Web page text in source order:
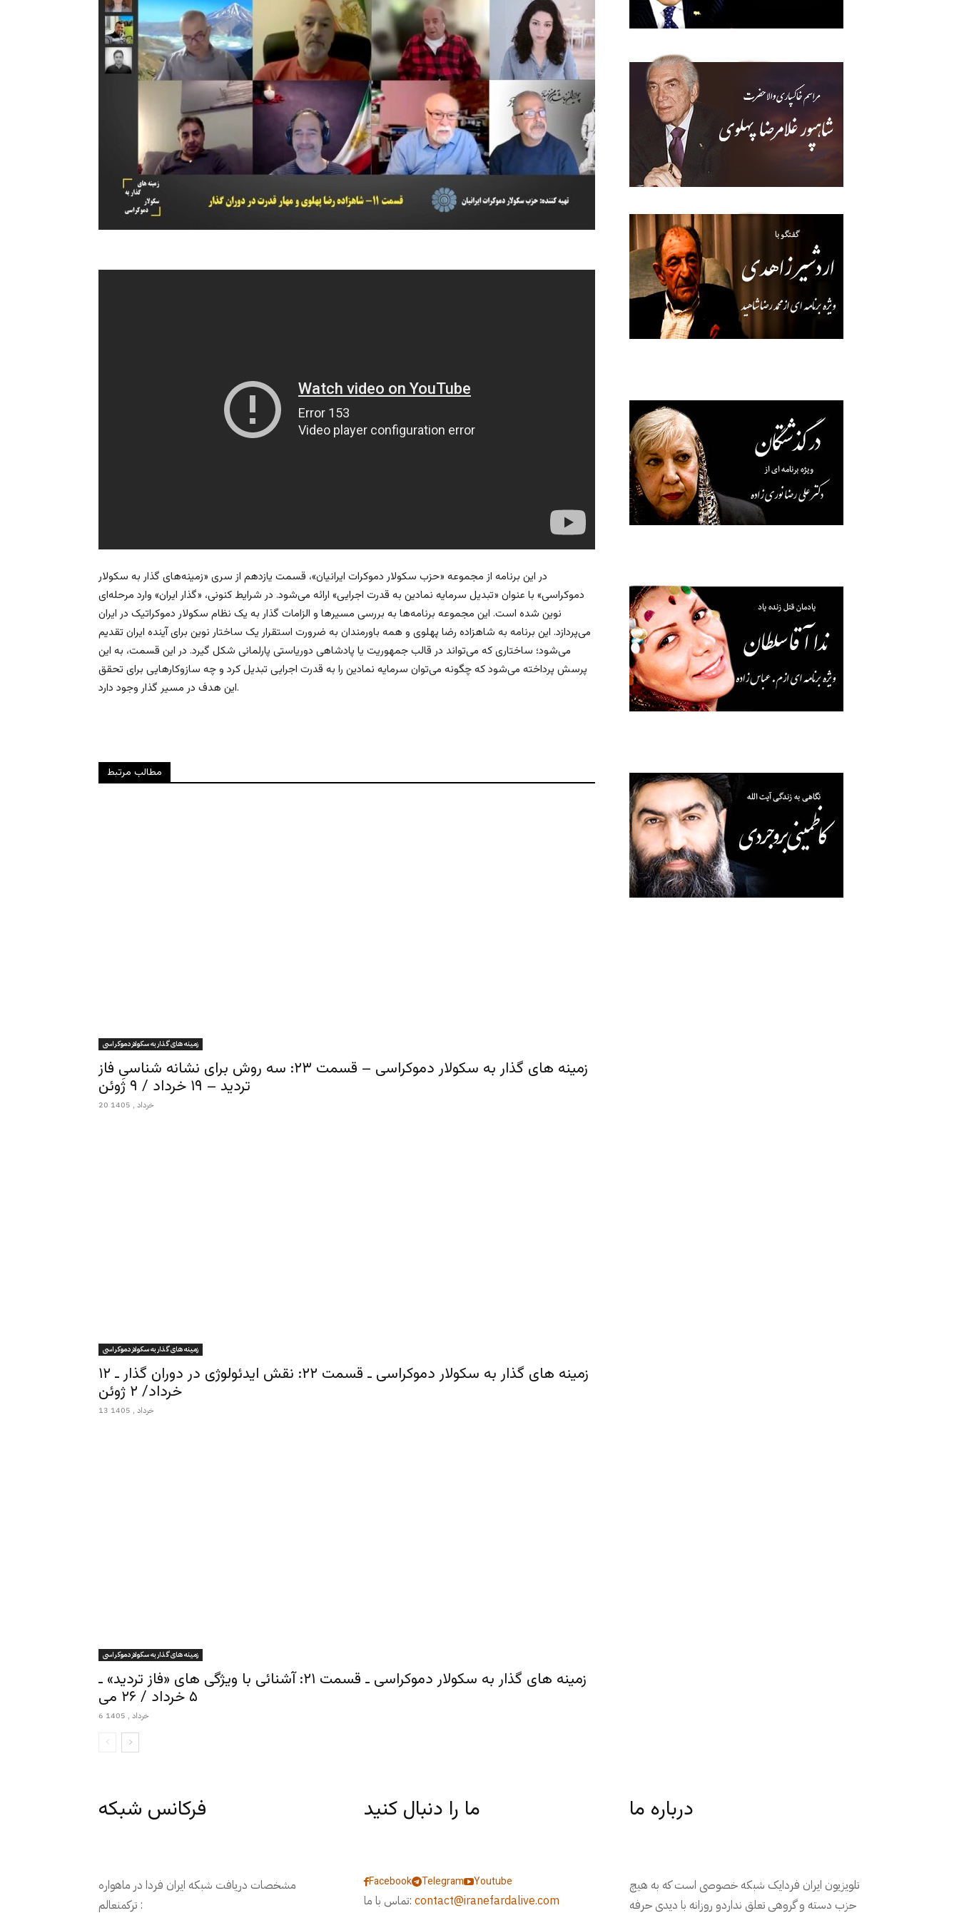
در این برنامه از مجموعه «حزب سکولار دموکرات ایرانیان»، قسمت یازدهم از سری «زمینه‌های گذار به سکولار
دموکراسی» با عنوان «تبدیل سرمایه نمادین به قدرت اجرایی» ارائه می‌شود. در شرایط کنونی، «گذار ایران» وارد مرحله‌ای
نوین شده است. این مجموعه برنامه‌ها به بررسی مسیرها و الزامات گذار به یک نظام سکولار دموکراتیک در ایران
می‌پردازد. این برنامه به شاهزاده رضا پهلوی و همه باورمندان به ضرورت استقرار یک ساختار نوین برای آینده ایران تقدیم
می‌شود؛ ساختاری که می‌تواند در قالب جمهوریت یا پادشاهی دو‌ریاستی پارلمانی شکل گیرد. در این قسمت، به این
پرسش پرداخته می‌شود که چگونه می‌توان سرمایه نمادین را به قدرت اجرایی تبدیل کرد و چه سازوکارهایی برای تحقق
این هدف در مسیر گذار وجود دارد.
مطالب مرتبط
زمينه هاى گذار به سكولار دموكراسى
زمینه های گذار به سکولار دموکراسی – قسمت ۲۳: سه روش برای نشانه شناسیِ فاز
تردید – ۱۹ خرداد / ۹ ژوئن
20 خرداد , 1405
زمينه هاى گذار به سكولار دموكراسى
زمینه های گذار به سکولار دموکراسی ـ قسمت ۲۲: نقش ایدئولوژی در دوران گذار ـ ۱۲
خرداد/ ۲ ژوئن
13 خرداد , 1405
زمينه هاى گذار به سكولار دموكراسى
زمینه های گذار به سکولار دموکراسی ـ قسمت ۲۱: آشنائی با ویژگی های «فاز تردید» ـ
۵ خرداد / ۲۶ می
6 خرداد , 1405
فرکانس شبکه
مشخصات دریافت شبکه ایران فردا در ماهواره
ترکمنعالم :
ما را دنبال کنید
Facebook Telegram Youtube
تماس با ما: contact@iranefardalive.com
درباره ما
تلویزیون ایران فردایک شبکه خصوصی است که به هیچ
حزب دسته و گروهی تعلق نداردو روزانه با دیدی حرفه